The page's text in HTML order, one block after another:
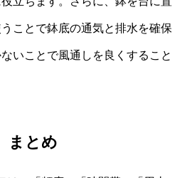
ことで鉢底の通気と排水を確保
いことで風通しを良くすること
まとめ